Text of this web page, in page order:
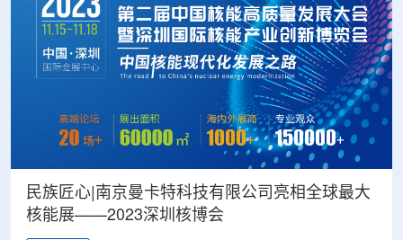
民族匠心|南京曼卡特科技有限公司亮相全球最大
核能展——2023深圳核博会